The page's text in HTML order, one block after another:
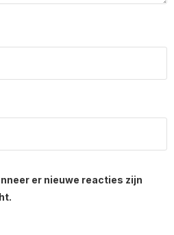
er nieuwe reacties zijn